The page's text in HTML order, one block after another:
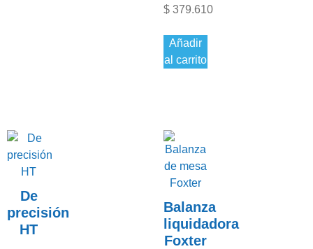
$ 379.610
Añadir
al carrito
De
precisión
HT
Balanza
liquidadora
Foxter